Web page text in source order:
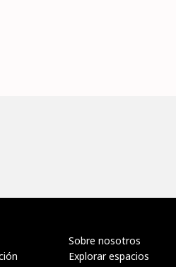
Sobre nosotros
Explorar espacios